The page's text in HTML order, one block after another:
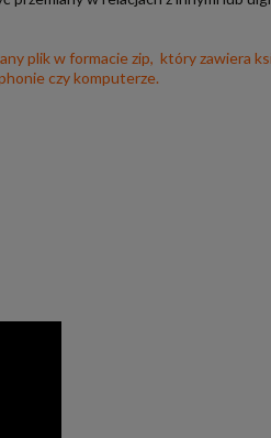
plik w formacie zip, który zawiera
czy komputerze.